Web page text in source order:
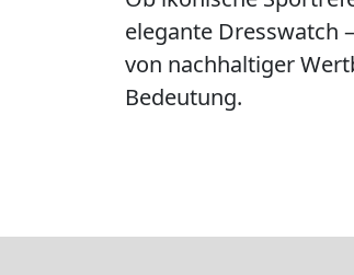
elegante Dresswatch
von nachhaltiger
Bedeutung.